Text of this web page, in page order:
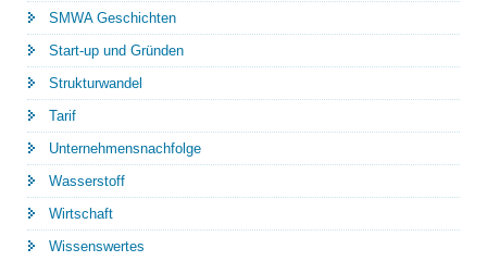
SMWA Geschichten
Start-up und Gründen
Strukturwandel
Tarif
Unternehmensnachfolge
Wasserstoff
Wirtschaft
Wissenswertes